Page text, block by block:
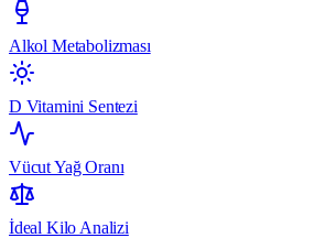
Alkol Metabolizması
D Vitamini Sentezi
Vücut Yağ Oranı
İdeal Kilo Analizi